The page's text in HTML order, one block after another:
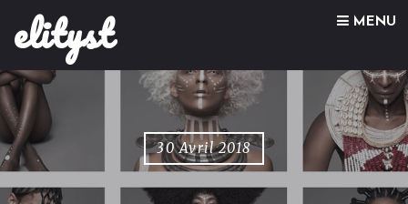
elityst MENU
Skip to content
30 Avril 2018